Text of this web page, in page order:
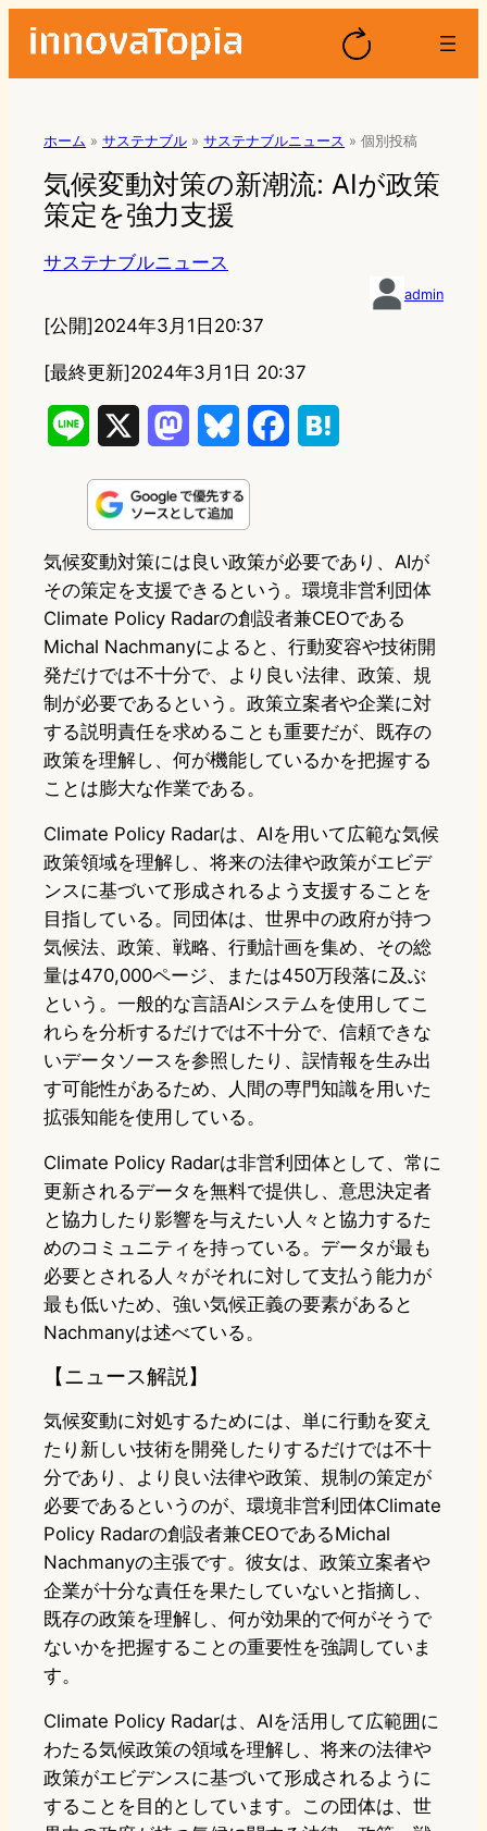
ホーム » サステナブル » サステナブルニュース » 個別投稿
気候変動対策の新潮流: AIが政策
策定を強力支援
サステナブルニュース
admin
[公開]2024年3月1日20:37
[最終更新]2024年3月1日 20:37
n
e
s
t
o
d
o
n
u
e
s
k
y
e
b
o
o
k
e
n
a
気候変動対策には良い政策が必要であり、AIが
その策定を支援できるという。環境非営利団体
Climate Policy Radarの創設者兼CEOである
Michal Nachmanyによると、行動変容や技術開
発だけでは不十分で、より良い法律、政策、規
制が必要であるという。政策立案者や企業に対
する説明責任を求めることも重要だが、既存の
政策を理解し、何が機能しているかを把握する
ことは膨大な作業である。
Climate Policy Radarは、AIを用いて広範な気候
政策領域を理解し、将来の法律や政策がエビデ
ンスに基づいて形成されるよう支援することを
目指している。同団体は、世界中の政府が持つ
気候法、政策、戦略、行動計画を集め、その総
量は470,000ページ、または450万段落に及ぶ
という。一般的な言語AIシステムを使用してこ
れらを分析するだけでは不十分で、信頼できな
いデータソースを参照したり、誤情報を生み出
す可能性があるため、人間の専門知識を用いた
拡張知能を使用している。
Climate Policy Radarは非営利団体として、常に
更新されるデータを無料で提供し、意思決定者
と協力したり影響を与えたい人々と協力するた
めのコミュニティを持っている。データが最も
必要とされる人々がそれに対して支払う能力が
最も低いため、強い気候正義の要素があると
Nachmanyは述べている。
【ニュース解説】
気候変動に対処するためには、単に行動を変え
たり新しい技術を開発したりするだけでは不十
分であり、より良い法律や政策、規制の策定が
必要であるというのが、環境非営利団体Climate
Policy Radarの創設者兼CEOであるMichal
Nachmanyの主張です。彼女は、政策立案者や
企業が十分な責任を果たしていないと指摘し、
既存の政策を理解し、何が効果的で何がそうで
ないかを把握することの重要性を強調していま
す。
Climate Policy Radarは、AIを活用して広範囲に
わたる気候政策の領域を理解し、将来の法律や
政策がエビデンスに基づいて形成されるように
することを目的としています。この団体は、世